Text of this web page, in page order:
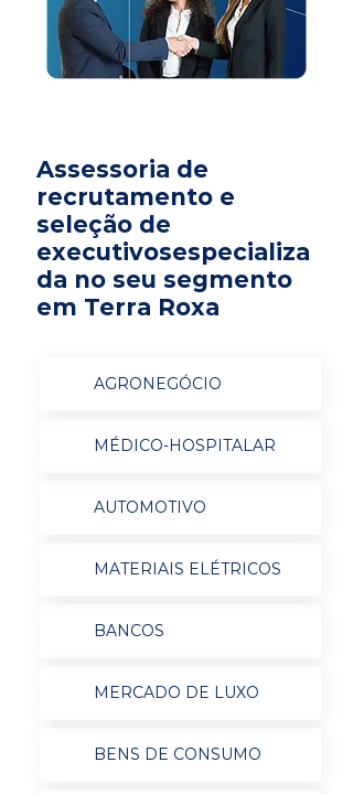
Assessoria de
recrutamento e
seleção de
executivosespecializa
da no seu segmento
em Terra Roxa
AGRONEGÓCIO
MÉDICO-HOSPITALAR
AUTOMOTIVO
MATERIAIS ELÉTRICOS
BANCOS
MERCADO DE LUXO
BENS DE CONSUMO